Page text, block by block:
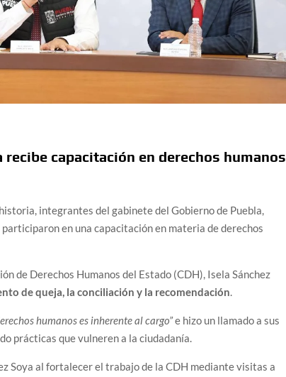
capacitación en derechos humanos
integrantes del gabinete del Gobierno de Puebla,
en una capacitación en materia de derechos
de Derechos Humanos del Estado (CDH), Isela Sánchez
de queja, la conciliación y la recomendación.
humanos es inherente al cargo”e hizo un llamado a sus
prácticas que vulneren a la ciudadanía.
Soya al fortalecer el trabajo de la CDH mediante visitas a